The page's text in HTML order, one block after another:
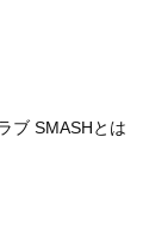
ブ SMASHとは